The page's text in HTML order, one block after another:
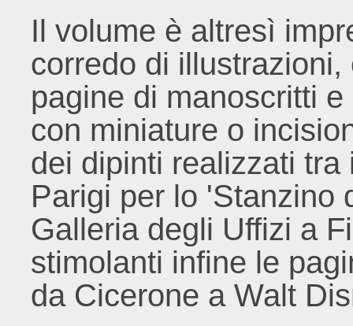
Il volume è altresì
corredo di
pagine di manoscritti
con miniature o
dei dipinti realizzati
Parigi per lo 'Stanzino
Galleria degli Uffizi a
stimolanti infine le
da Cicerone a Walt